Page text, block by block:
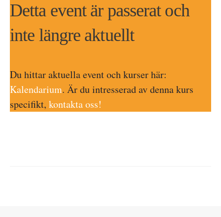
Detta event är passerat och
inte längre aktuellt
Du hittar aktuella event och kurser här:
Kalendarium. Är du intresserad av denna kurs
specifikt, kontakta oss!